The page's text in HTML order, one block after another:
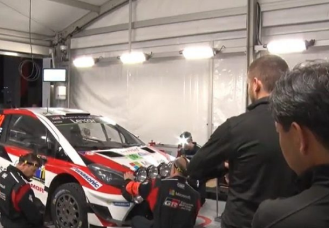
『アイ＝ラブ
E齋藤樹愛羅
ビュー